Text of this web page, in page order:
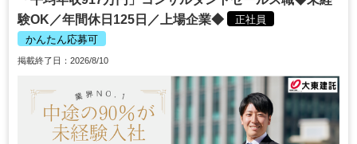
験OK／年間休日125日／上場企業◆
正社員
かんたん応募可
掲載終了日：2026/8/10